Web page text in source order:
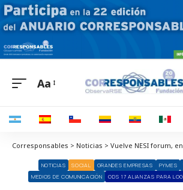
Aa
NOTICIAS SOCIAL GRANDES EMPRESAS PYMES
MEDIOS DE COMUNICACIÓN
ODS 17 ALIANZAS PARA